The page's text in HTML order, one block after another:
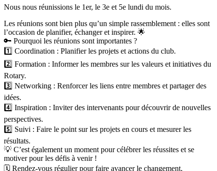
Nous nous réunissions le 1er, le 3e et 5e lundi du mois.
Les réunions sont bien plus qu’un simple rassemblement : elles sont
l’occasion de planifier, échanger et inspirer. 🌟
🔑 Pourquoi les réunions sont importantes ?
1️⃣ Coordination : Planifier les projets et actions du club.
2️⃣ Formation : Informer les membres sur les valeurs et initiatives du
Rotary.
3️⃣ Networking : Renforcer les liens entre membres et partager des
idées.
4️⃣ Inspiration : Inviter des intervenants pour découvrir de nouvelles
perspectives.
5️⃣ Suivi : Faire le point sur les projets en cours et mesurer les
résultats.
💡 C’est également un moment pour célébrer les réussites et se
motiver pour les défis à venir !
🗓️ Rendez-vous régulier pour faire avancer le changement,